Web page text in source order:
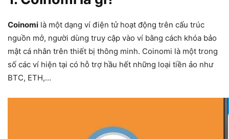
Coinomi là một dạng ví điện tử hoạt động trên cấu trúc
nguồn mở, người dùng truy cập vào ví bằng cách khóa bảo
mật cá nhân trên thiết bị thông minh. Coinomi là một trong
số các ví hiện tại có hỗ trợ hầu hết những loại tiền ảo như
BTC, ETH,…